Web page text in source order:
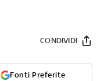
Fonti Preferite
CONDIVIDI